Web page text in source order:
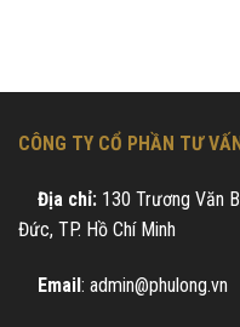
CÔNG TY CỔ PHẦN TƯ
Địa chỉ: 130 Trương Văn
Đức, TP. Hồ Chí Minh
Email: admin@phulong.vn